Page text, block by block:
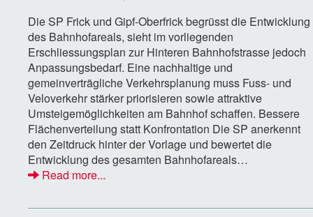
Die SP Frick und Gipf-Oberfrick begrüsst die Entwicklung
des Bahnhofareals, sieht im vorliegenden
Erschliessungsplan zur Hinteren Bahnhofstrasse jedoch
Anpassungsbedarf. Eine nachhaltige und
gemeinverträgliche Verkehrsplanung muss Fuss- und
Veloverkehr stärker priorisieren sowie attraktive
Umsteigemöglichkeiten am Bahnhof schaffen. Bessere
Flächenverteilung statt Konfrontation Die SP anerkennt
den Zeitdruck hinter der Vorlage und bewertet die
Entwicklung des gesamten Bahnhofareals…
Read more...